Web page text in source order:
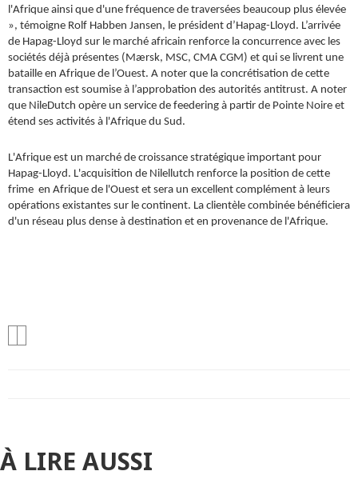
l'Afrique ainsi que d'une fréquence de traversées beaucoup plus élevée
», témoigne Rolf Habben Jansen, le président d’Hapag-Lloyd. L’arrivée
de Hapag-Lloyd sur le marché africain renforce la concurrence avec les
sociétés déjà présentes (Mærsk, MSC, CMA CGM) et qui se livrent une
bataille en Afrique de l’Ouest. A noter que la concrétisation de cette
transaction est soumise à l’approbation des autorités antitrust. A noter
que NileDutch opère un service de feedering à partir de Pointe Noire et
étend ses activités à l'Afrique du Sud.
L'Afrique est un marché de croissance stratégique important pour
Hapag-Lloyd. L'acquisition de Nilellutch renforce la position de cette
frime en Afrique de l'Ouest et sera un excellent complément à leurs
opérations existantes sur le continent. La clientèle combinée bénéficiera
d'un réseau plus dense à destination et en provenance de l'Afrique.
À LIRE AUSSI